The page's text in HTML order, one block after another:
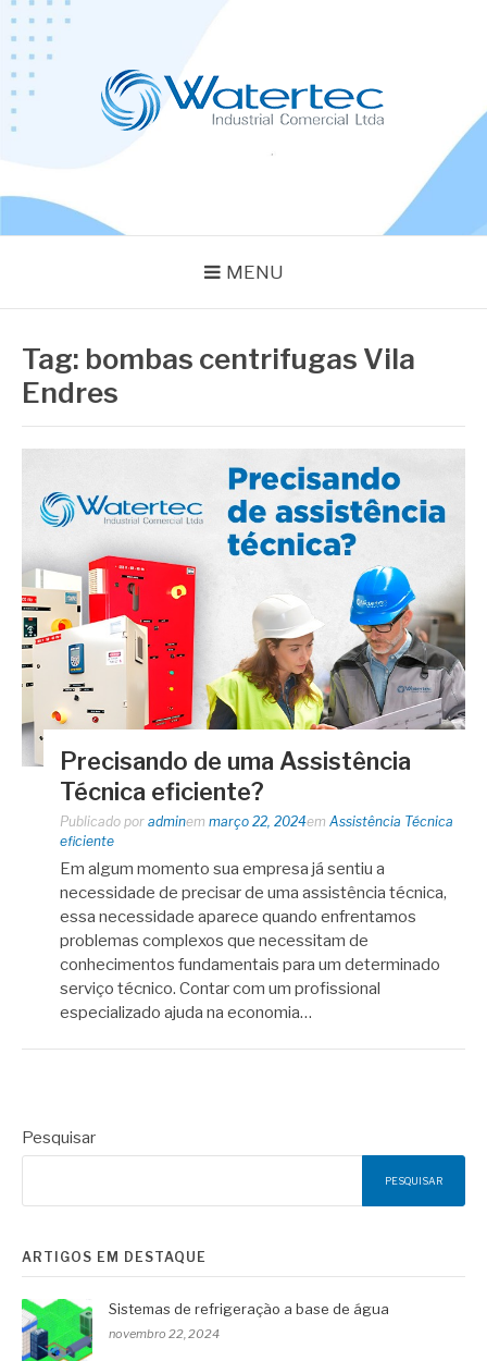
Pular
para
conteúdo
MENU
Tag: bombas centrifugas Vila
Endres
Precisando de uma Assistência
Técnica eficiente?
Publicado por adminem março 22, 2024em Assistência Técnica
eficiente
Em algum momento sua empresa já sentiu a
necessidade de precisar de uma assistência técnica,
essa necessidade aparece quando enfrentamos
problemas complexos que necessitam de
conhecimentos fundamentais para um determinado
serviço técnico. Contar com um profissional
especializado ajuda na economia…
Pesquisar
PESQUISAR
ARTIGOS EM DESTAQUE
Sistemas de refrigeração a base de água
novembro 22, 2024